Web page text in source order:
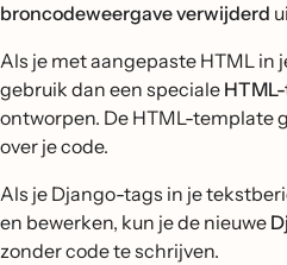
broncodeweergave verwijderd
Als je met aangepaste HTML in
gebruik dan een speciale
ontworpen. De HTML-template
over je code.
Als je Django-tags in je
en bewerken, kun je de nieuwe
zonder code te schrijven.